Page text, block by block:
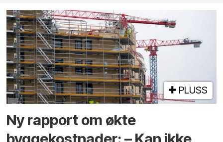
PLUSS
Ny rapport om økte